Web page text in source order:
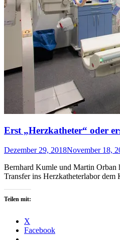
Erst „Herzkatheter“ oder
Dezember 29, 2018November 18,
Bernhard Kumle und Martin Orban
Transfer ins Herzkatheterlabor
Teilen mit:
X
Facebook